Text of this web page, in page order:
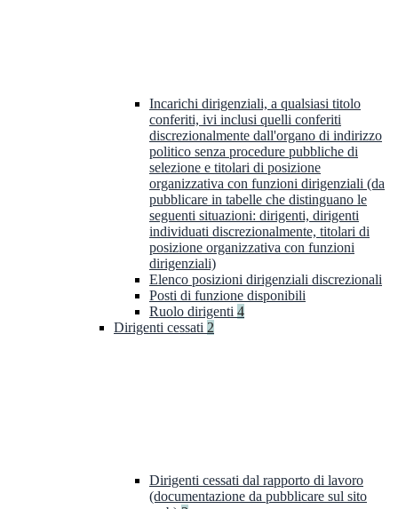
Incarichi dirigenziali, a qualsiasi titolo
conferiti, ivi inclusi quelli conferiti
discrezionalmente dall'organo di indirizzo
politico senza procedure pubbliche di
selezione e titolari di posizione
organizzativa con funzioni dirigenziali (da
pubblicare in tabelle che distinguano le
seguenti situazioni: dirigenti, dirigenti
individuati discrezionalmente, titolari di
posizione organizzativa con funzioni
dirigenziali)
Elenco posizioni dirigenziali discrezionali
Posti di funzione disponibili
Ruolo dirigenti 4
Dirigenti cessati 2
Dirigenti cessati dal rapporto di lavoro
(documentazione da pubblicare sul sito